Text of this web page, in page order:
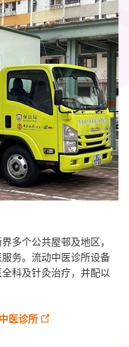
多个公共屋邨及地区，
务。流动中医诊所设备
科及针灸治疗，并配以
医诊所